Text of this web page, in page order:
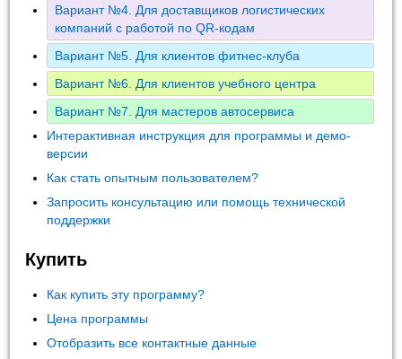
Вариант №4. Для доставщиков логистических
компаний с работой по QR-кодам
Вариант №5. Для клиентов фитнес-клуба
Вариант №6. Для клиентов учебного центра
Вариант №7. Для мастеров автосервиса
Интерактивная инструкция для программы и демо-
версии
Как стать опытным пользователем?
Запросить консультацию или помощь технической
поддержки
Купить
Как купить эту программу?
Цена программы
Отобразить все контактные данные